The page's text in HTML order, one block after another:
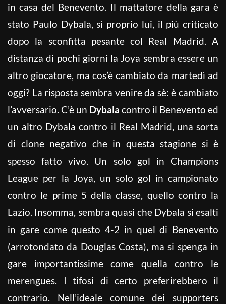
in casa del Benevento. Il mattatore della gara è
stato Paulo Dybala, sì proprio lui, il più criticato
dopo la sconfitta pesante col Real Madrid. A
distanza di pochi giorni la Joya sembra essere un
altro giocatore, ma cos’è cambiato da martedì ad
oggi? La risposta sembra venire da sè: è cambiato
l’avversario. C’è un Dybala contro il Benevento ed
un altro Dybala contro il Real Madrid, una sorta
di clone negativo che in questa stagione si è
spesso fatto vivo. Un solo gol in Champions
League per la Joya, un solo gol in campionato
contro le prime 5 della classe, quello contro la
Lazio. Insomma, sembra quasi che Dybala si esalti
in gare come questo 4-2 in quel di Benevento
(arrotondato da Douglas Costa), ma si spenga in
gare importantissime come quella contro le
merengues. I tifosi di certo preferirebbero il
contrario. Nell’ideale comune dei supporters